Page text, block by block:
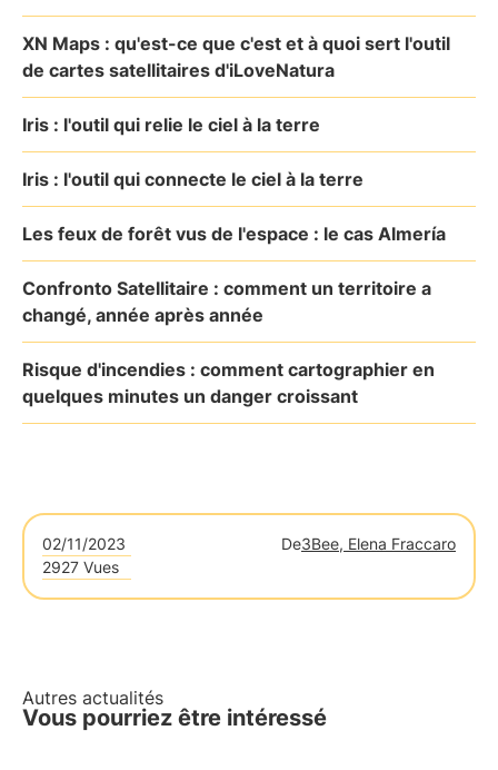
XN Maps : qu'est-ce que c'est et à quoi sert l'outil
de cartes satellitaires d'iLoveNatura
Iris : l'outil qui relie le ciel à la terre
Iris : l'outil qui connecte le ciel à la terre
Les feux de forêt vus de l'espace : le cas Almería
Confronto Satellitaire : comment un territoire a
changé, année après année
Risque d'incendies : comment cartographier en
quelques minutes un danger croissant
02/11/2023 De3Bee, Elena Fraccaro
2927 Vues
Autres actualités
Vous pourriez être intéressé